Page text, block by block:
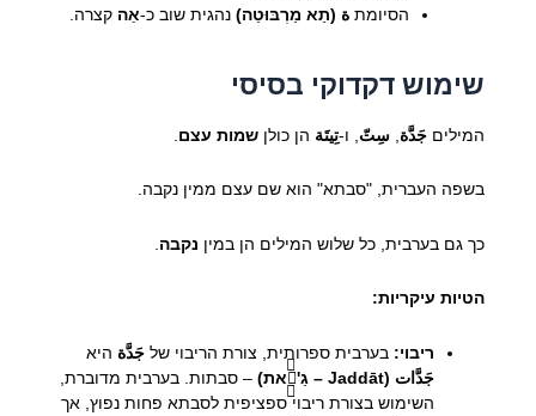
הסיומת ة (תַא מַרְבּוּטַה)נהגית שוב כ-אַה קצרה.
שימוש דקדוקי בסיסי
המילים جَدَّة سِتّ , ו-تِيتَة הן כולן שמות עצם
בשפה העברית, "סבתא" הוא שם עצם ממין נקבה.
כך גם בערבית, כל שלוש המילים הן במין נקבה
הטיות עיקריות:
ריבוי: בערבית ספרותית, צורת הריבוי של جَدَّة היא
جَدَّات (Jaddāt – גַ'דַّאת)
– סבתות. בערבית מדוברת,
השימוש בצורת ריבוי ספציפית לסבתא פחות נפוץ, אך